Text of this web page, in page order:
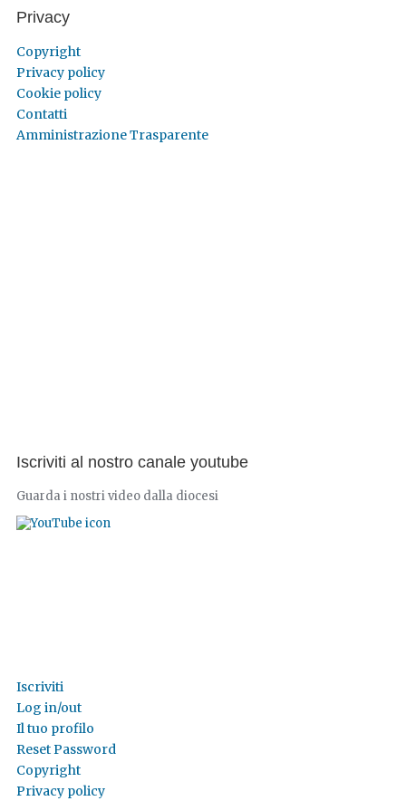
Privacy
Copyright
Privacy policy
Cookie policy
Contatti
Amministrazione Trasparente
Iscriviti al nostro canale youtube
Guarda i nostri video dalla diocesi
Iscriviti
Log in/out
Il tuo profilo
Reset Password
Copyright
Privacy policy